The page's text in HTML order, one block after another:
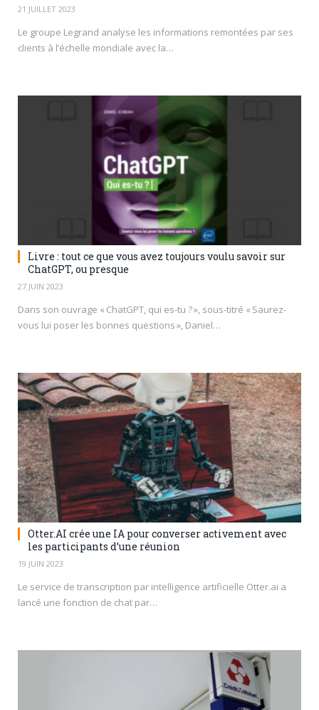
21 JUILLET 2023
Le groupe Legrand analyse les informations remontées par ses
clients à l’échelle mondiale avec la…
Livre : tout ce que vous avez toujours voulu savoir sur
ChatGPT, ou presque
27 JUIN 2023
Dans son ouvrage « ChatGPT, qui es-tu ? », sous-titré « Saurez-
vous lui poser les bonnes questions », Daniel…
Otter.AI crée une IA pour converser activement avec
les participants d’une réunion
19 JUIN 2023
Le service de transcription par intelligence artificielle Otter.ai a
lancé une fonction de chat par…